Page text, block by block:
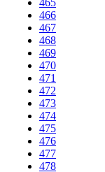
465
466
467
468
469
470
471
472
473
474
475
476
477
478